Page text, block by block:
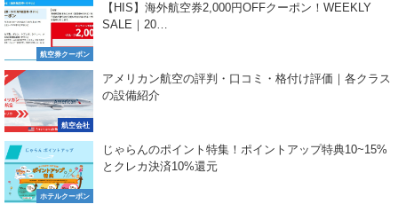
航空券クーポン
【HIS】海外航空券2,000円OFFクーポン！WEEKLY
SALE｜20…
航空会社
アメリカン航空の評判・口コミ・格付け評価｜各クラス
の設備紹介
ホテルクーポン
じゃらんのポイント特集！ポイントアップ特典10~15%
とクレカ決済10%還元